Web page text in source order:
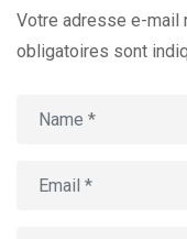
Votre adresse e-mail
obligatoires sont